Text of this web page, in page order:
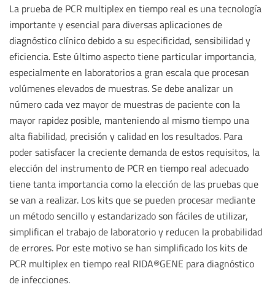
La prueba de PCR multiplex en tiempo real es una tecnología
importante y esencial para diversas aplicaciones de
diagnóstico clínico debido a su especificidad, sensibilidad y
eficiencia. Este último aspecto tiene particular importancia,
especialmente en laboratorios a gran escala que procesan
volúmenes elevados de muestras. Se debe analizar un
número cada vez mayor de muestras de paciente con la
mayor rapidez posible, manteniendo al mismo tiempo una
alta fiabilidad, precisión y calidad en los resultados. Para
poder satisfacer la creciente demanda de estos requisitos, la
elección del instrumento de PCR en tiempo real adecuado
tiene tanta importancia como la elección de las pruebas que
se van a realizar. Los kits que se pueden procesar mediante
un método sencillo y estandarizado son fáciles de utilizar,
simplifican el trabajo de laboratorio y reducen la probabilidad
de errores. Por este motivo se han simplificado los kits de
PCR multiplex en tiempo real RIDA®GENE para diagnóstico
de infecciones.